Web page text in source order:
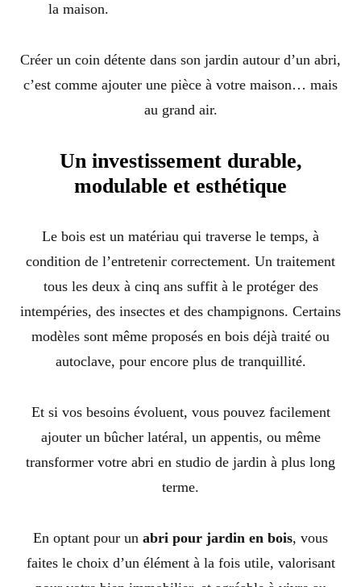
la maison.
Créer un coin détente dans son jardin autour d’un abri,
c’est comme ajouter une pièce à votre maison… mais
au grand air.
Un investissement durable,
modulable et esthétique
Le bois est un matériau qui traverse le temps, à
condition de l’entretenir correctement. Un traitement
tous les deux à cinq ans suffit à le protéger des
intempéries, des insectes et des champignons. Certains
modèles sont même proposés en bois déjà traité ou
autoclave, pour encore plus de tranquillité.
Et si vos besoins évoluent, vous pouvez facilement
ajouter un bûcher latéral, un appentis, ou même
transformer votre abri en studio de jardin à plus long
terme.
En optant pour un abri pour jardin en bois, vous
faites le choix d’un élément à la fois utile, valorisant